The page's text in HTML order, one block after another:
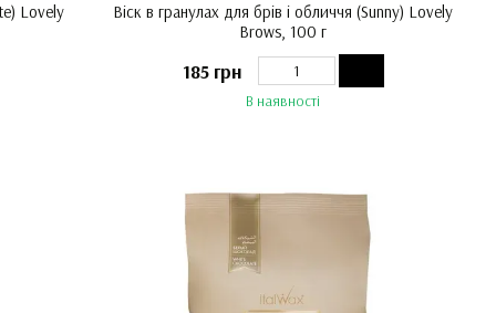
Lovely
Віск в гранулах для брів і обличчя (Sunny) Lovely
Brows, 100 г
185 грн
В наявності